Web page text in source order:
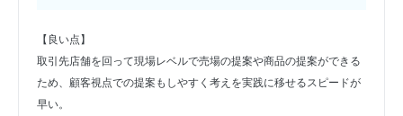
【良い点】
取引先店舗を回って現場レベルで売場の提案や商品の提案ができる
ため、顧客視点での提案もしやすく考えを実践に移せるスピードが
早い。